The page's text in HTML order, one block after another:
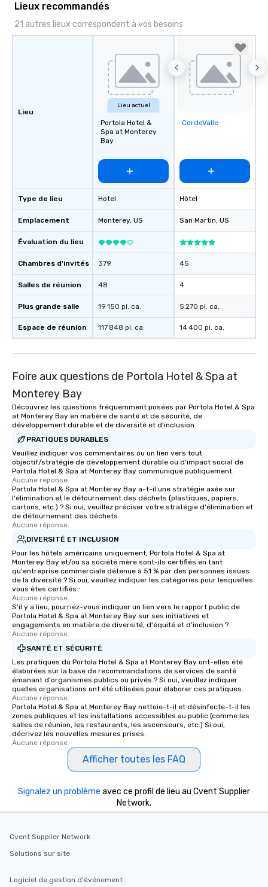
Lieux recommandés
21 autres lieux correspondent à vos besoins
Lieu
Type de lieu
Emplacement
Évaluation du lieu
Chambres d'invités
Salles de réunion
Plus grande salle
Espace de réunion
Lieu actuel
Portola Hotel &
Spa at Monterey
Bay
Hotel
Monterey, US
379
48
19 150 pi. ca.
117 848 pi. ca.
Removed from
CordeValle
Hôtel
San Martin, US
45
4
5 270 pi. ca.
14 400 pi. ca.
Foire aux questions de Portola Hotel & Spa at
Monterey Bay
Découvrez les questions fréquemment posées par Portola Hotel & Spa
at Monterey Bay en matière de santé et de sécurité, de
développement durable et de diversité et d'inclusion.
PRATIQUES DURABLES
Veuillez indiquer vos commentaires ou un lien vers tout
objectif/stratégie de développement durable ou d'impact social de
Portola Hotel & Spa at Monterey Bay communiqué publiquement.
Aucune réponse.
Portola Hotel & Spa at Monterey Bay a-t-il une stratégie axée sur
l'élimination et le détournement des déchets (plastiques, papiers,
cartons, etc.) ? Si oui, veuillez préciser votre stratégie d'élimination et
de détournement des déchets.
Aucune réponse.
DIVERSITÉ ET INCLUSION
Pour les hôtels américains uniquement, Portola Hotel & Spa at
Monterey Bay et/ou sa société mère sont-ils certifiés en tant
qu'entreprise commerciale détenue à 51 % par des personnes issues
de la diversité ? Si oui, veuillez indiquer les catégories pour lesquelles
vous êtes certifiés :
Aucune réponse.
S'il y a lieu, pourriez-vous indiquer un lien vers le rapport public de
Portola Hotel & Spa at Monterey Bay sur ses initiatives et
engagements en matière de diversité, d'équité et d'inclusion ?
Aucune réponse.
SANTÉ ET SÉCURITÉ
Les pratiques du Portola Hotel & Spa at Monterey Bay ont-elles été
élaborées sur la base de recommandations de services de santé
émanant d'organismes publics ou privés ? Si oui, veuillez indiquer
quelles organisations ont été utilisées pour élaborer ces pratiques.
Aucune réponse.
Portola Hotel & Spa at Monterey Bay nettoie-t-il et désinfecte-t-il les
zones publiques et les installations accessibles au public (comme les
salles de réunion, les restaurants, les ascenseurs, etc.) Si oui,
décrivez les nouvelles mesures prises.
Aucune réponse.
Afficher toutes les FAQ
Signalez un problème avec ce profil de lieu au Cvent Supplier
Network.
Cvent Supplier Network
Solutions sur site
Logiciel de gestion d'événement